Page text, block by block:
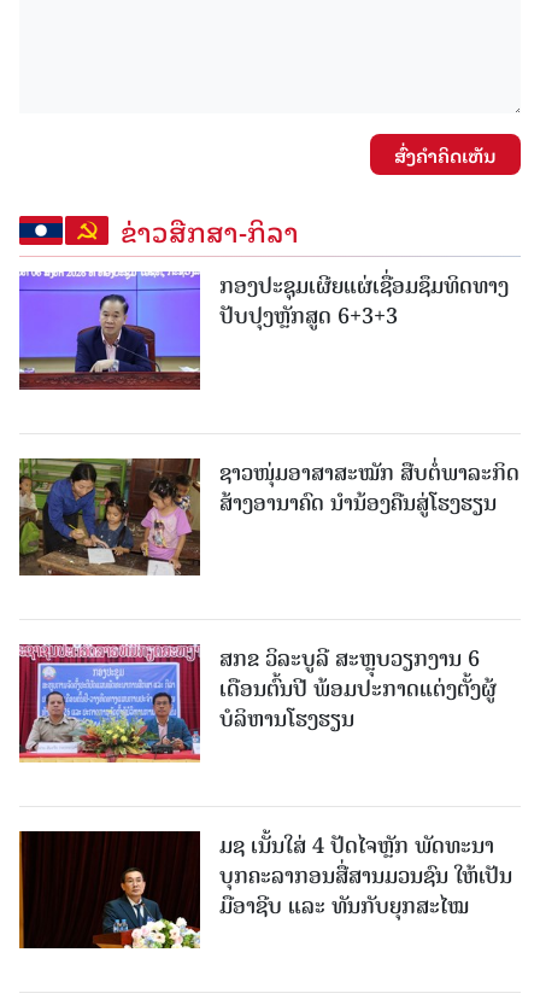
ສົ່ງຄໍາຄິດເຫັນ
ຂ່າວສືກສາ-ກິລາ
ກອງປະຊຸມເຜີຍແຜ່ເຊື່ອມຊຶມທິດທາງ
ປັບປຸງຫຼັກສູດ 6+3+3
ຊາວໜຸ່ມອາສາສະໝັກ ສືບຕໍ່ພາລະກິດ
ສ້າງອານາຄົດ ນໍານ້ອງຄືນສູ່ໂຮງຮຽນ
ສກຂ ວິລະບູລີ ສະຫຼຸບວຽກງານ 6
ເດືອນຕົ້ນປີ ພ້ອມປະກາດແຕ່ງຕັ້ງຜູ້
ບໍລິຫານໂຮງຮຽນ
ມຊ ເນັ້ນໃສ່ 4 ປັດໄຈຫຼັກ ພັດທະນາ
ບຸກຄະລາກອນສື່ສານມວນຊົນ ໃຫ້ເປັນ
ມືອາຊີບ ແລະ ທັນກັບຍຸກສະໄໝ